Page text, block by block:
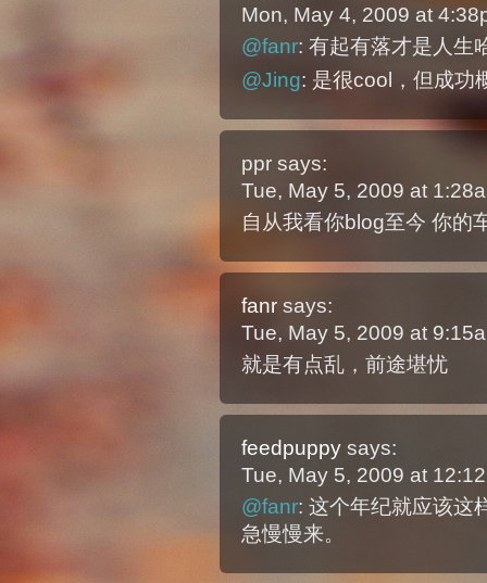
Mon, May 4, 2009 at
@fanr: 有起有落才是人生
@Jing: 是很cool，但成功
ppr says:
Tue, May 5, 2009 at
自从我看你blog至今 你的
fanr says:
Tue, May 5, 2009 at
就是有点乱，前途堪忧
feedpuppy says:
Tue, May 5, 2009 at
@fanr: 这个年纪就应该这
急慢慢来。